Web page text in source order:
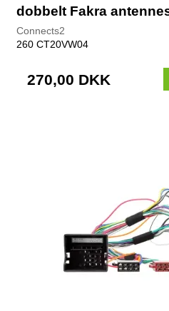
dobbelt Fakra
Connects2
260 CT20VW04
270,00 DKK